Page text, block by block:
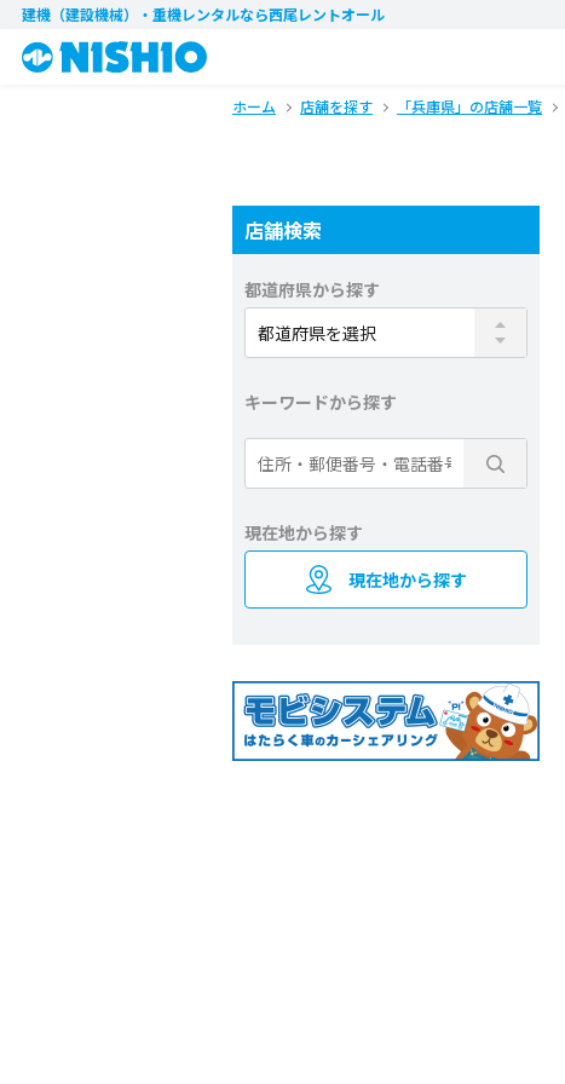
建機（建設機械）・重機レンタルなら西尾レントオール
ホーム 店舗を探す 「兵庫県」の店舗一覧
店舗検索
都道府県から探す
キーワードから探す
現在地から探す
現在地から探す